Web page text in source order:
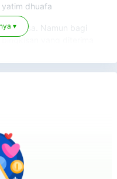
yatim dhuafa
biasa. Namun bagi
yang diterima
tetapi juga
buka puasa untuk
▾